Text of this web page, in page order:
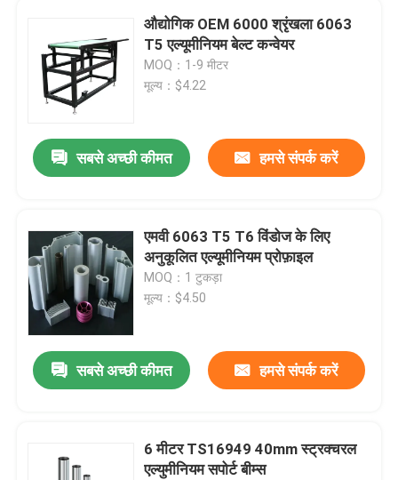
औद्योगिक OEM 6000 श्रृंखला 6063
T5 एल्यूमीनियम बेल्ट कन्वेयर
MOQ：1-9 मीटर
मूल्य：$4.22
सबसे अच्छी कीमत हमसे संपर्क करें
एमवी 6063 T5 T6 विंडोज के लिए
अनुकूलित एल्यूमीनियम प्रोफ़ाइल
MOQ：1 टुकड़ा
मूल्य：$4.50
सबसे अच्छी कीमत हमसे संपर्क करें
6 मीटर TS16949 40mm स्ट्रक्चरल
एल्युमीनियम सपोर्ट बीम्स